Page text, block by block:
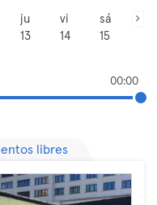
ju
13
vi
14
sá
15
00:00
libres